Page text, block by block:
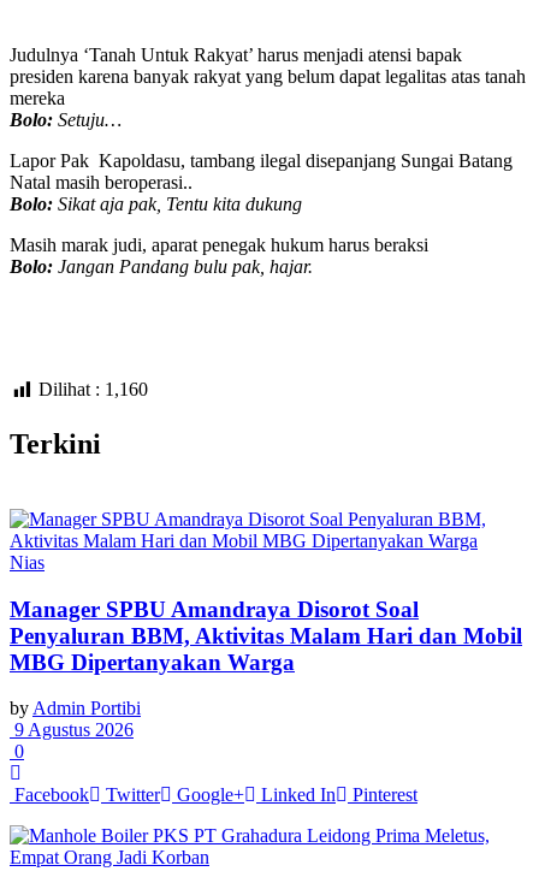
Judulnya ‘Tanah Untuk Rakyat’ harus menjadi atensi bapak
presiden karena banyak rakyat yang belum dapat legalitas atas tanah
mereka
Bolo: Setuju…
Lapor Pak Kapoldasu, tambang ilegal disepanjang Sungai Batang
Natal masih beroperasi..
Bolo: Sikat aja pak, Tentu kita dukung
Masih marak judi, aparat penegak hukum harus beraksi
Bolo: Jangan Pandang bulu pak, hajar.
Dilihat : 1,160
Terkini
Nias
Manager SPBU Amandraya Disorot Soal
Penyaluran BBM, Aktivitas Malam Hari dan Mobil
MBG Dipertanyakan Warga
by Admin Portibi
9 Agustus 2026
0
Facebook Twitter Google+ Linked In Pinterest